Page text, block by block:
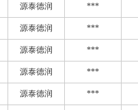
源泰德润 ***
源泰德润 ***
源泰德润 ***
源泰德润 ***
源泰德润 ***